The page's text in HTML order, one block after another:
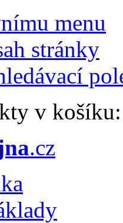
menu
stránky
v
.cz